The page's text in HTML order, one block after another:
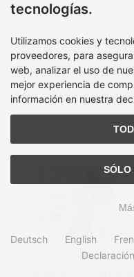
Epson 500-Sheet
Cassette
Tiempo de entrega:
inventario, 2-4 dias
212,50 €
tecnologías.
Utilizamos cookies y
proveedores, para
web, analizar el uso de
mejor experiencia de
información en nuestra
SÓLO
Deutsch English